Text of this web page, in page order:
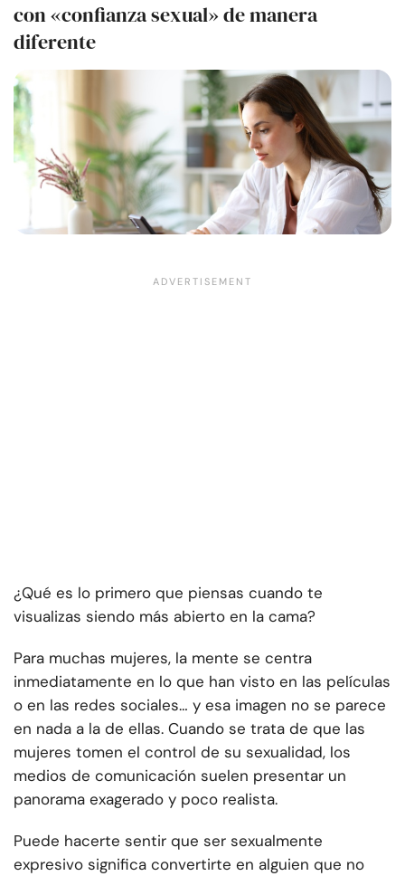
con «confianza sexual» de manera
diferente
¿Qué es lo primero que piensas cuando te
visualizas siendo más abierto en la cama?
Para muchas mujeres, la mente se centra
inmediatamente en lo que han visto en las películas
o en las redes sociales… y esa imagen no se parece
en nada a la de ellas. Cuando se trata de que las
mujeres tomen el control de su sexualidad, los
medios de comunicación suelen presentar un
panorama exagerado y poco realista.
Puede hacerte sentir que ser sexualmente
expresivo significa convertirte en alguien que no